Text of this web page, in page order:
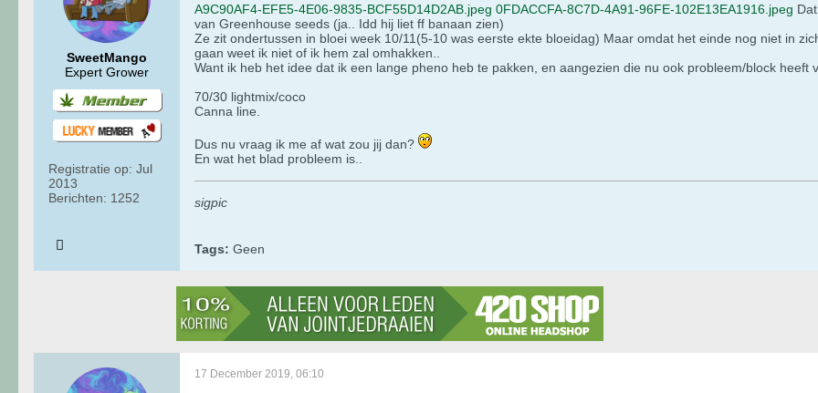
SweetMango
Expert Grower
Registratie op: Jul
2013
Berichten: 1252
A9C90AF4-EFE5-4E06-9835-BCF55D14D2AB.jpeg 0FDACCFA-8C7D-4A91-96FE-102E13EA1916.jpeg
van Greenhouse seeds (ja.. Idd hij liet ff banaan zien)
Ze zit ondertussen in bloei week 10/11(5-10 was eerste ekte bloeidag) Maar omdat het einde nog niet in
gaan weet ik niet of ik hem zal omhakken..
Want ik heb het idee dat ik een lange pheno heb te pakken, en aangezien die nu ook probleem/block
70/30 lightmix/coco
Canna line.
Dus nu vraag ik me af wat zou jij dan?
En wat het blad probleem is..
sigpic
Tags: Geen
17 December 2019, 06:10